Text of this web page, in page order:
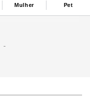
Mulher Pet